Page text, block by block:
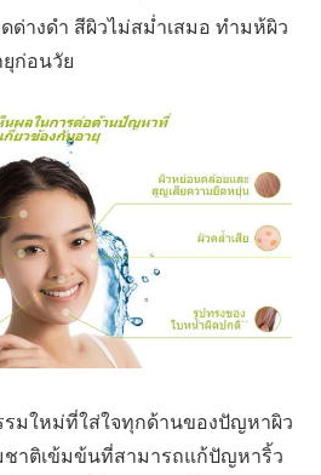
ด่างดำ สีผิวไม่สม่ำเสมอ ทำมห้ผิว
ก่อนวัย
รมใหม่ที่ใส่ใจทุกด้านของปัญหาผิว
ชาติเข้มข้นที่สามารถแก้ปัญหาริ้ว